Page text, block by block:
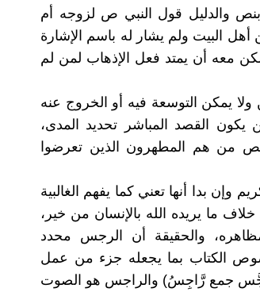
بنص والدليل قول النبي ص لزوجه أم
البيت ولم يشار له باسم الإشارة
معه أن يمتد فعل الإذهاب لمن لم
يمكن التوسعة فيه أو الخروج عنه
القصد المباشر تحديد المدى،
من هم المطهرون الذين تعرضوا
وإن بدا أنها تعني كما يفهم الغالبية
ما يريده الله بالإنسان من خير،
والحقيقة أن الرجس محدد
الكتاب بما يجعله جزء من عمل
(رُجَّس جمع رَّاجِسُ) والراجس هو الصوت